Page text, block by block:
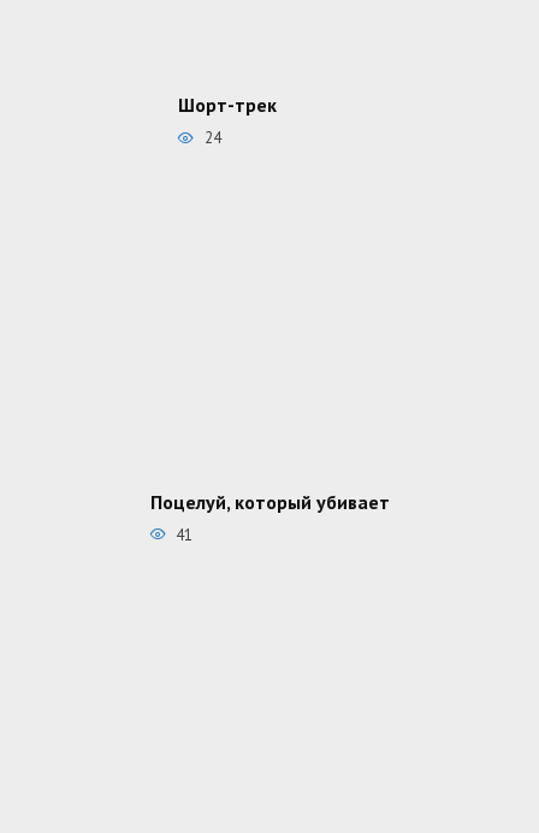
Шорт-трек
24
Поцелуй, который убивает
41